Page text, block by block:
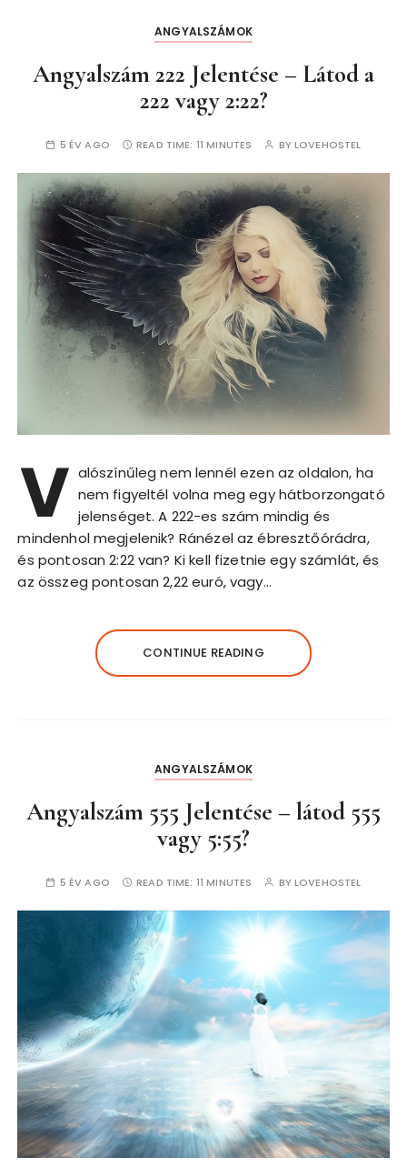
ANGYALSZÁMOK
Angyalszám 222 Jelentése – Látod a
222 vagy 2:22?
5 ÉV AGO READ TIME: 11 MINUTES BYLOVEHOSTEL
V alószínűleg nem lennél ezen az oldalon, ha
nem figyeltél volna meg egy hátborzongató
jelenséget. A 222-es szám mindig és
mindenhol megjelenik? Ránézel az ébresztőórádra,
és pontosan 2:22 van? Ki kell fizetnie egy számlát, és
az összeg pontosan 2,22 euró, vagy…
CONTINUE READING
ANGYALSZÁMOK
Angyalszám 555 Jelentése – látod 555
vagy 5:55?
5 ÉV AGO READ TIME: 11 MINUTES BYLOVEHOSTEL